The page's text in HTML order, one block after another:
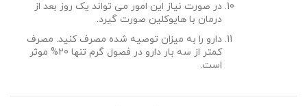
در صورت نیاز این امور می تواند یک روز بعد از
درمان با هایوکلین صورت گیرد.
دارو را به میزان توصیه شده مصرف کنید. مصرف
کمتر از سه بار دارو در فصول گرم تنها 20% موثر
است.